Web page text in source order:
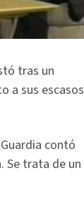
tras un
a sus escasos
contó
Se trata de un